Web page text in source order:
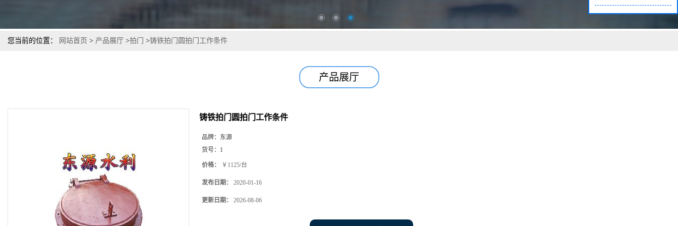
您当前的位置： 网站首页 > 产品展厅 >拍门 >铸铁拍门圆拍门工作条件
产品展厅
铸铁拍门圆拍门工作条件
品牌： 东源
货号： 1
价格： ￥1125/台
发布日期： 2020-01-16
更新日期： 2026-08-06